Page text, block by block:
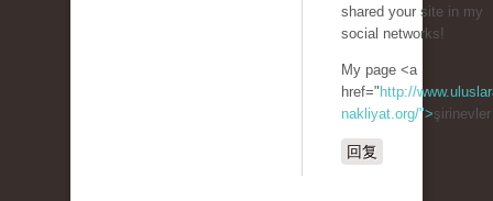
shared your site in my
social networks!
My page <a
href=" http://
nakliyat.org/">
回复